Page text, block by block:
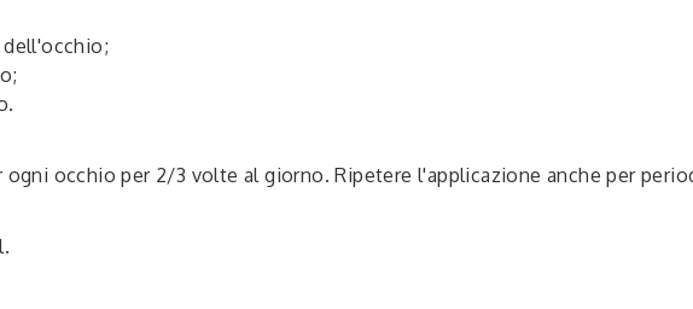
occhio per 2/3 volte al giorno. Ripetere l'applicazione anche per